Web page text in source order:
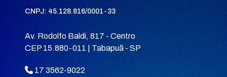
CNPJ: 45.128.816/0001-33
Av. Rodolfo Baldi, 817 - Centro
CEP 15.880-011 | Tabapuã - SP
17 3562-9022